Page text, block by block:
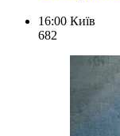
16:00 Київ
682